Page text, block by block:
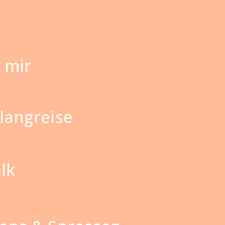
mir